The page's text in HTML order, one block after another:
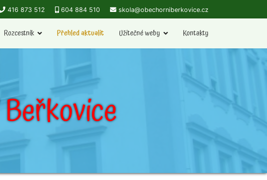
416 873 512 604 884 510 skola@obechorniberkovice.cz
Rozcestník Přehled aktualit Užitečné weby Kontakty
Beřkovice